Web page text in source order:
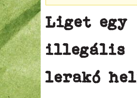
Liget egy
illegális
lerakó